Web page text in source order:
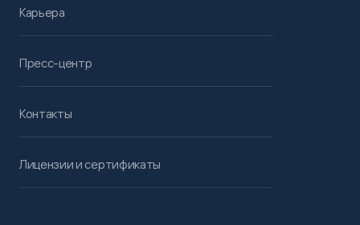
Карьера
Пресс-центр
Контакты
Лицензии и сертификаты